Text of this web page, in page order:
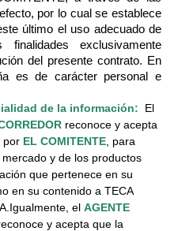
por lo cual se establece
último el uso adecuado de
exclusivamente
del presente contrato. En
es de carácter personal e
de la información:
El
reconoce y acepta
por EL COMITENTE , para
y de los productos
que pertenece en su
en su contenido a TECA
el AGENTE
y acepta que la